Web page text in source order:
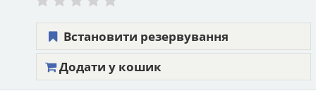
Встановити резервування
Додати у кошик